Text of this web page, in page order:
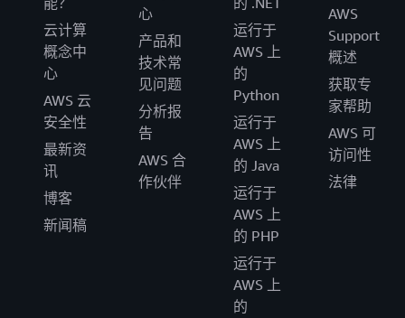
云计算
概念中
心
AWS 云
安全性
最新资
讯
博客
新闻稿
心
产品和
技术常
见问题
分析报
告
AWS 合
作伙伴
运行于
AWS 上
的
Python
运行于
AWS 上
的 Java
运行于
AWS 上
的 PHP
运行于
AWS 上
的
AWS
Support
概述
获取专
家帮助
AWS 可
访问性
法律